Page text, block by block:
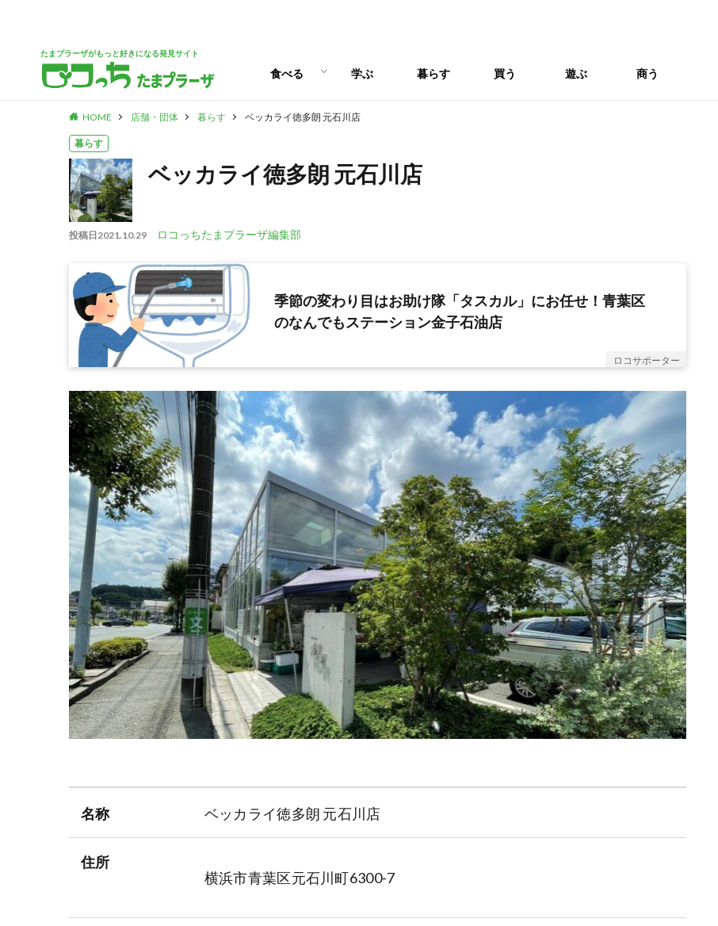
たまプラーザがもっと好きになる発見サイト
食べる
パン
スイーツ
ランチ
カフェ
学ぶ 暮らす 買う 遊ぶ 商う
HOME 店舗・団体 暮らす ベッカライ徳多朗 元石川店
暮らす
ベッカライ徳多朗 元石川店
投稿日2021.10.29 ロコっちたまプラーザ編集部
季節の変わり目はお助け隊「タスカル」にお任せ！青葉区
のなんでもステーション金子石油店
ロコサポーター
名称 ベッカライ徳多朗 元石川店
住所
横浜市青葉区元石川町6300-7